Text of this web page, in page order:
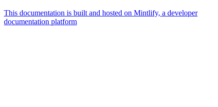
This documentation is built and hosted on Mintlify, a developer
documentation platform